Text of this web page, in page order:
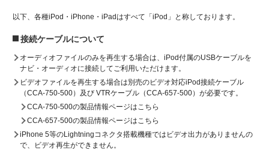
以下、各種iPod・iPhone・iPadはすべて「iPod」と称しております。
接続ケーブルについて
オーディオファイルのみを再生する場合は、iPod付属のUSBケーブルを
ナビ・オーディオに接続してご利用いただけます。
ビデオファイルを再生する場合は別売のビデオ対応iPod接続ケーブル
（CCA-750-500）及び VTRケーブル（CCA-657-500）が必要です。
CCA-750-500の製品情報ページはこちら
CCA-657-500の製品情報ページはこちら
iPhone 5等のLightningコネクタ搭載機種ではビデオ出力がありませんの
で、ビデオ再生ができません。